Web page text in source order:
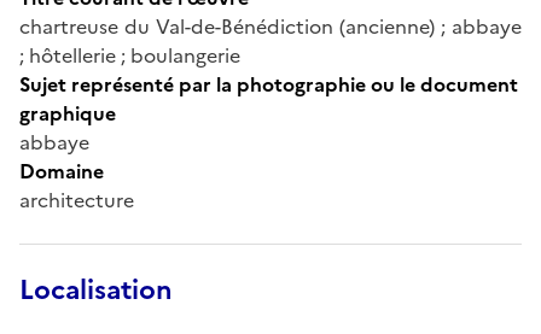
chartreuse du Val-de-Bénédiction (ancienne) ; abbaye
; hôtellerie ; boulangerie
Sujet représenté par la photographie ou le document
graphique
abbaye
Domaine
architecture
Localisation